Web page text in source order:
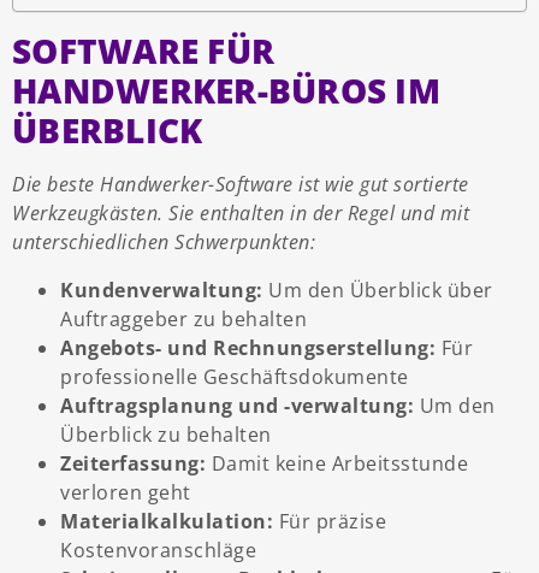
SOFTWARE FÜR
HANDWERKER-BÜROS IM
ÜBERBLICK
Die beste Handwerker-Software ist wie gut sortierte
Werkzeugkästen. Sie enthalten in der Regel und mit
unterschiedlichen Schwerpunkten:
Kundenverwaltung: Um den Überblick über
Auftraggeber zu behalten
Angebots- und Rechnungserstellung: Für
professionelle Geschäftsdokumente
Auftragsplanung und -verwaltung: Um den
Überblick zu behalten
Zeiterfassung: Damit keine Arbeitsstunde
verloren geht
Materialkalkulation: Für präzise
Kostenvoranschläge